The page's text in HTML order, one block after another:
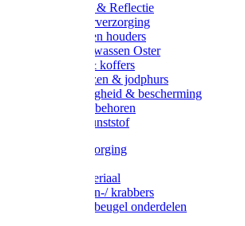
Verlichting & Reflectie
Rapide leerverzorging
Likstenen en houders
Poetsen & wassen Oster
Poetssets & koffers
Ruiter laarzen & jodphurs
Ruiter veiligheid & bescherming
Ruiter - toebehoren
Voerbak kunststof
Klauwverzorging
Injectiemateriaal
Hoefmessen-/ krabbers
Hoefbekapbeugel onderdelen